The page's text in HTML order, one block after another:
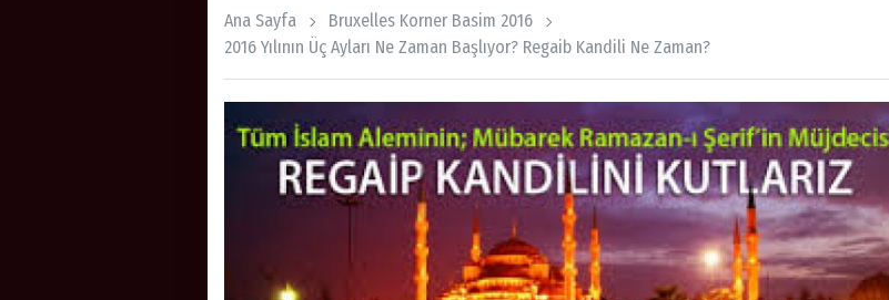
Ana Sayfa
Bruxelles Korner Basim 2016
2016 Yılının Üç Ayları Ne Zaman Başlıyor? Regaib Kandili Ne Zaman?